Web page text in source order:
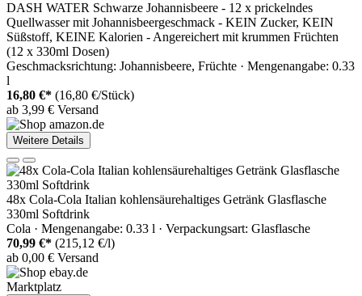
DASH WATER Schwarze Johannisbeere - 12 x prickelndes
Quellwasser mit Johannisbeergeschmack - KEIN Zucker, KEIN
Süßstoff, KEINE Kalorien - Angereichert mit krummen Früchten
(12 x 330ml Dosen)
Geschmacksrichtung: Johannisbeere, Früchte · Mengenangabe: 0.33
l
16,80 €* (16,80 €/Stück)
ab 3,99 € Versand
Weitere Details
48x Cola-Cola Italian kohlensäurehaltiges Getränk Glasflasche
330ml Softdrink
Cola · Mengenangabe: 0.33 l · Verpackungsart: Glasflasche
70,99 €* (215,12 €/l)
ab 0,00 € Versand
Marktplatz